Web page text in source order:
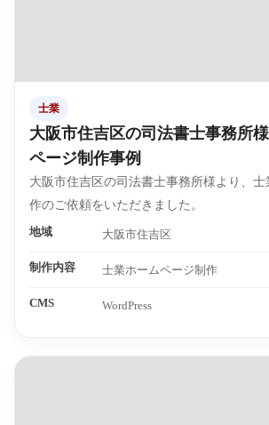
士業
大阪市住吉区の司法書士事務所
ページ制作事例
大阪市住吉区の司法書士事務所様より、士
作のご依頼をいただきました。
地域
大阪市住吉区
制作内容 士業ホームページ制作
CMS WordPress